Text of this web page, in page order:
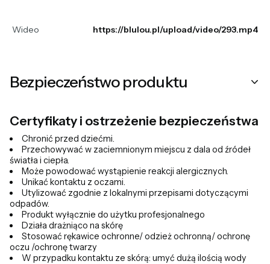
Wideo https://blulou.pl/upload/video/293.mp4
Bezpieczeństwo produktu
Certyfikaty i ostrzeżenie bezpieczeństwa
Chronić przed dziećmi.
Przechowywać w zaciemnionym miejscu z dala od źródeł
światła i ciepła.
Może powodować wystąpienie reakcji alergicznych.
Unikać kontaktu z oczami.
Utylizować zgodnie z lokalnymi przepisami dotyczącymi
odpadów.
Produkt wyłącznie do użytku profesjonalnego
Działa drażniąco na skórę
Stosować rękawice ochronne/ odzież ochronną/ ochronę
oczu /ochronę twarzy
W przypadku kontaktu ze skórą: umyć dużą ilością wody